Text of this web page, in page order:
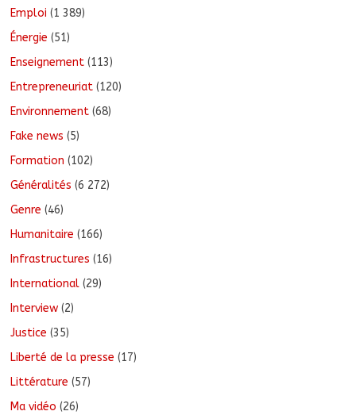
Emploi (1 389)
Énergie (51)
Enseignement (113)
Entrepreneuriat (120)
Environnement (68)
Fake news (5)
Formation (102)
Généralités (6 272)
Genre (46)
Humanitaire (166)
Infrastructures (16)
International (29)
Interview (2)
Justice (35)
Liberté de la presse (17)
Littérature (57)
Ma vidéo (26)